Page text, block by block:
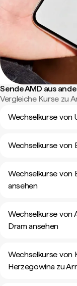
Sende AMD aus
Vergleiche Kurse zu
Wechselkurse von
Wechselkurse von
Wechselkurse von
ansehen
Wechselkurse von
Dram ansehen
Wechselkurse von
Herzegowina zu